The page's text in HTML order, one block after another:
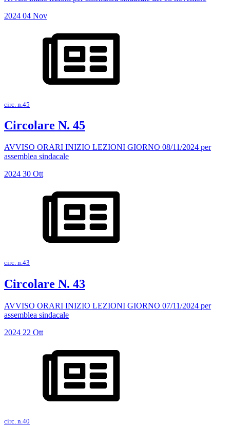
2024 04 Nov
circ. n.45
Circolare N. 45
AVVISO ORARI INIZIO LEZIONI GIORNO 08/11/2024 per
assemblea sindacale
2024 30 Ott
circ. n.43
Circolare N. 43
AVVISO ORARI INIZIO LEZIONI GIORNO 07/11/2024 per
assemblea sindacale
2024 22 Ott
circ. n.40